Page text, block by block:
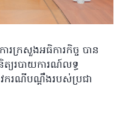
រក្រសួងអធិការកិច្ច បាន
ត្យរបាយការណ៍លទ្ធ
ាវករណីបណ្តឹងរបស់ប្រជា